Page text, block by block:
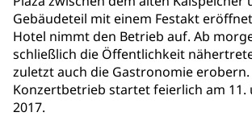
Gebäudeteil mit einem Festakt
Hotel nimmt den Betrieb auf. Ab
schließlich die Öffentlichkeit
zuletzt auch die Gastronomie
Konzertbetrieb startet feierlich am 11.
2017.